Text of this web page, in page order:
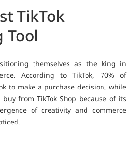
TikTok
Tool
themselves as the king in
According to TikTok, 70% of
to make a purchase decision, while
from TikTok Shop because of its
of creativity and commerce